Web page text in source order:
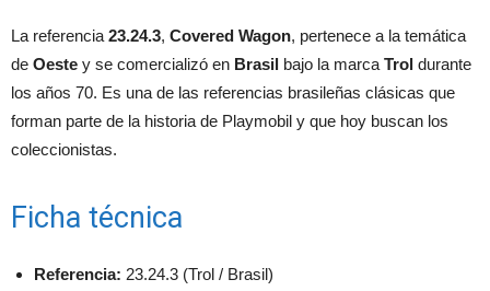
La referencia 23.24.3, Covered Wagon, pertenece a la temática
de Oeste y se comercializó en Brasil bajo la marca Trol durante
los años 70. Es una de las referencias brasileñas clásicas que
forman parte de la historia de Playmobil y que hoy buscan los
coleccionistas.
Ficha técnica
Referencia: 23.24.3 (Trol / Brasil)